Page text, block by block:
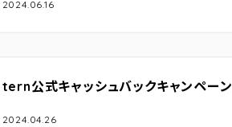
2024.06.16
tern公式キャッシュバックキャンペーン
2024.04.26